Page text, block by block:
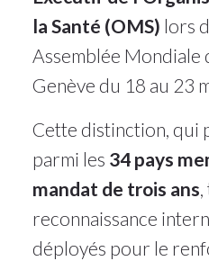
la Santé (OMS) lors
Assemblée Mondiale
Genève du 18 au 23
Cette distinction, qui
parmi les 34 pays
mandat de trois ans
reconnaissance
déployés pour le